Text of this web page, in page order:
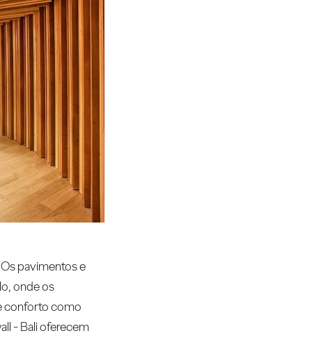
pavimentos e
onde os
conforto como
- Bali oferecem